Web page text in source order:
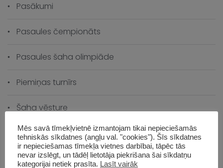
Pasākumi
Pasaules čempionāts
Pasaules šaha olimpiāde
Piemiņas turnīrs
Šaha vēsture
Šahs izaugsmei
Skolas čempionāts
Mēs savā tīmekļvietnē izmantojam tikai nepieciešamās
tehniskās sīkdatnes (angļu val. "cookies"). Šīs sīkdatnes
ir nepieciešamas tīmekļa vietnes darbībai, tāpēc tās
nevar izslēgt, un tādēļ lietotāja piekrišana šai sīkdatņu
kategorijai netiek prasīta. Lasīt vairāk